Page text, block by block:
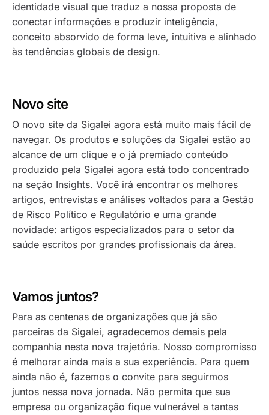
identidade visual que traduz a nossa proposta de
conectar informações e produzir inteligência,
conceito absorvido de forma leve, intuitiva e alinhado
às tendências globais de design.
Novo site
O novo site da Sigalei agora está muito mais fácil de
navegar. Os produtos e soluções da Sigalei estão ao
alcance de um clique e o já premiado conteúdo
produzido pela Sigalei agora está todo concentrado
na seção Insights. Você irá encontrar os melhores
artigos, entrevistas e análises voltados para a Gestão
de Risco Político e Regulatório e uma grande
novidade: artigos especializados para o setor da
saúde escritos por grandes profissionais da área.
Vamos juntos?
Para as centenas de organizações que já são
parceiras da Sigalei, agradecemos demais pela
companhia nesta nova trajetória. Nosso compromisso
é melhorar ainda mais a sua experiência. Para quem
ainda não é, fazemos o convite para seguirmos
juntos nessa nova jornada. Não permita que sua
empresa ou organização fique vulnerável a tantas